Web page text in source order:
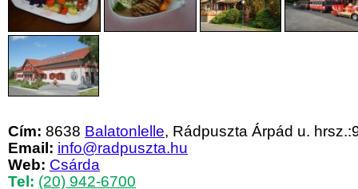
Cím: 8638 Balatonlelle, Rádpuszta Árpád u.
Email: info@radpuszta.hu
Web: Csárda
Tel: (20) 942-6700